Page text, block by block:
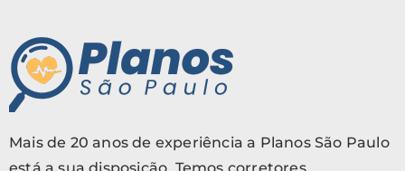
Mais de 20 anos de experiência a Planos São Paulo